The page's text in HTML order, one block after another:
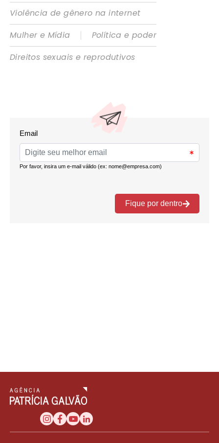
Violência de gênero na internet
Mulher e Mídia
|
Política e poder
Direitos sexuais e reprodutivos